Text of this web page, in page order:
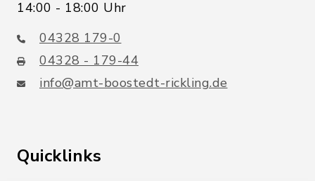
14:00 - 18:00 Uhr
04328 179-0
04328 - 179-44
info@amt-boostedt-rickling.de
Quicklinks